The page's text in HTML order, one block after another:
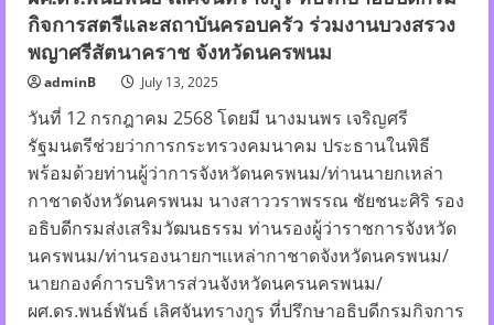
พบ
ร้าน
ดารา
และ
ค้า
Hero
กว่า
100
ร้าน
1,000
เมนู
!!
กิจการสตรีและสถาบันครอบครัว ร่วมงานบวงสรวง
พญาศรีสัตนาคราช จังหวัดนครพนม
adminB July 13, 2025
วันที่ 12 กรกฎาคม 2568 โดยมี นางมนพร เจริญศรี
รัฐมนตรีช่วยว่าการกระทรวงคมนาคม ประธานในพิธี
พร้อมด้วยท่านผู้ว่าการจังหวัดนครพนม/ท่านนายกเหล่า
กาชาดจังหวัดนครพนม นางสาววราพรรณ ชัยชนะศิริ รอง
อธิบดีกรมส่งเสริมวัฒนธรรม ท่านรองผู้ว่าราชการจังหวัด
นครพนม/ท่านรองนายกฯเเหล่ากาชาดจังหวัดนครพนม/
นายกองค์การบริหารส่วนจังหวัดนครนครพนม/
ผศ.ดร.พนธ์พันธ์ เลิศจันทรางกูร ที่ปรึกษาอธิบดีกรมกิจการ